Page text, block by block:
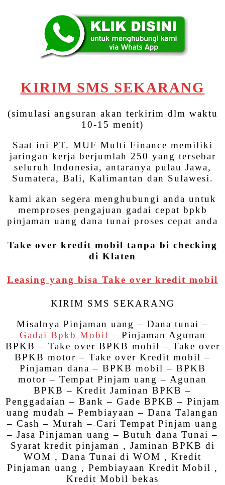
KIRIM SMS SEKARANG
(simulasi angsuran akan terkirim dlm waktu
10-15 menit)
Saat ini PT. MUF Multi Finance memiliki
jaringan kerja berjumlah 250 yang tersebar
seluruh Indonesia, antaranya pulau Jawa,
Sumatera, Bali, Kalimantan dan Sulawesi.
kami akan segera menghubungi anda untuk
memproses pengajuan gadai cepat bpkb
pinjaman uang dana tunai proses cepat anda
Take over kredit mobil tanpa bi checking
di Klaten
Leasing yang bisa Take over kredit mobil
KIRIM SMS SEKARANG
Misalnya Pinjaman uang – Dana tunai –
Gadai Bpkb Mobil – Pinjaman Agunan
BPKB – Take over BPKB mobil – Take over
BPKB motor – Take over Kredit mobil –
Pinjaman dana – BPKB mobil – BPKB
motor – Tempat Pinjam uang – Agunan
BPKB – Kredit Jaminan BPKB –
Penggadaian – Bank – Gade BPKB – Pinjam
uang mudah – Pembiayaan – Dana Talangan
– Cash – Murah – Cari Tempat Pinjam uang
– Jasa Pinjaman uang – Butuh dana Tunai –
Syarat kredit pinjaman , Jaminan BPKB di
WOM , Dana Tunai di WOM , Kredit
Pinjaman uang , Pembiayaan Kredit Mobil ,
Kredit Mobil bekas